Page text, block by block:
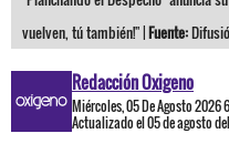
vuelven, tú también!" |Fuente:
Redacción Oxigeno
Miércoles, 05 De Agosto 2026
Actualizado el 05 de agosto